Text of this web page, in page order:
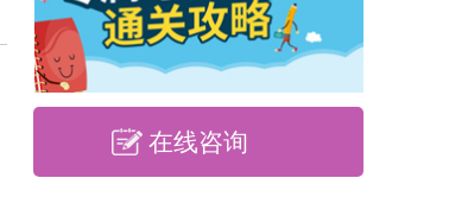
在线咨询